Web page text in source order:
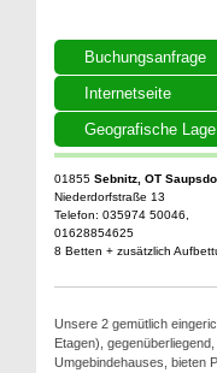
Buchungsanfrage
Internetseite
Geografische Lage
01855 Sebnitz, OT
Niederdorfstraße 13
Telefon: 035974 50046,
01628854625
8 Betten + zusätzlich
Unsere 2 gemütlich
Etagen),
Umgebindehauses, bieten